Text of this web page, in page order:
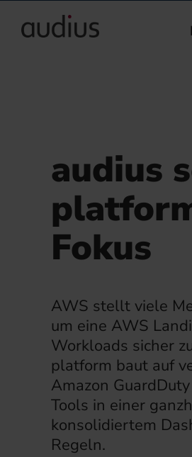
audius
Fokus
AWS stellt viele
um eine AWS
Workloads sicher
platform baut auf
Amazon
Tools in einer
konsolidiertem
Regeln.